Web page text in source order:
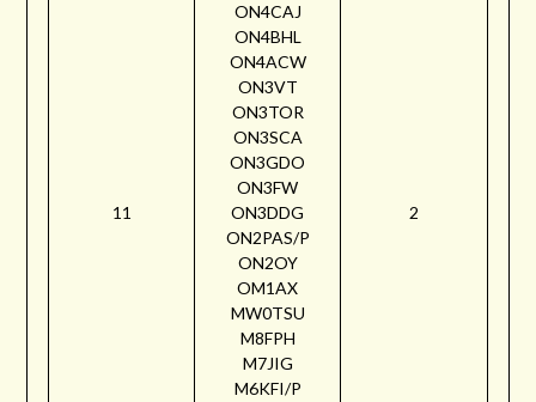
11
ON4CAJ
ON4BHL
ON4ACW
ON3VT
ON3TOR
ON3SCA
ON3GDO
ON3FW
ON3DDG
ON2PAS/P
ON2OY
OM1AX
MW0TSU
M8FPH
M7JIG
M6KFI/P
2